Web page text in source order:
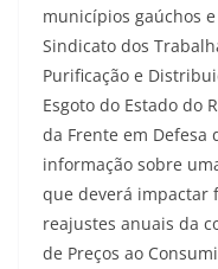
municípios gaúchos
Sindicato dos
Purificação e
Esgoto do Estado do
da Frente em Defesa
informação sobre
que deverá impactar
reajustes anuais da
de Preços ao